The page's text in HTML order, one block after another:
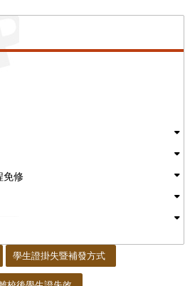
免修
學生證掛失暨補發方式